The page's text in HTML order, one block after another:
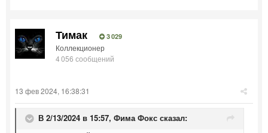
Тимак 3 029
Коллекционер
4 056 сообщений
13 фев 2024, 16:38:31
В 2/13/2024 в 15:57, Фима Фокс сказал: